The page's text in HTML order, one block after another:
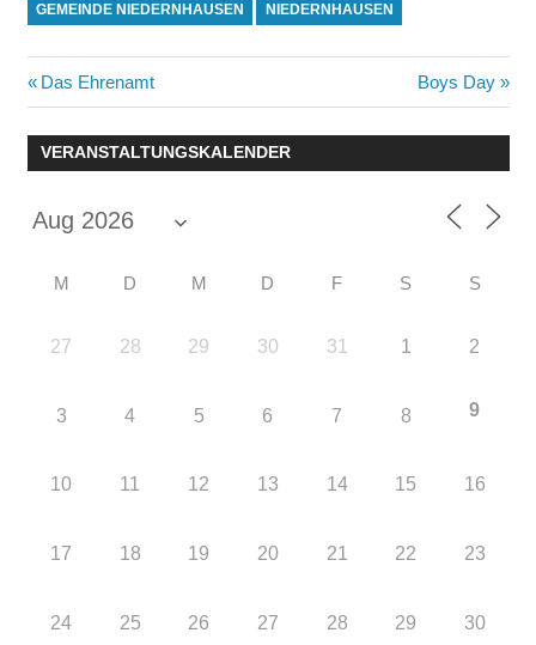
GEMEINDE NIEDERNHAUSEN NIEDERNHAUSEN
Beitragsnavigation
Vorheriger
Beitrag:
Das Ehrenamt
Nächster
Beitrag:
Boys Day
VERANSTALTUNGSKALENDER
M D M D F S S
27 28 29 30 31 1 2
3 4 5 6 7 8 9
10 11 12 13 14 15 16
17 18 19 20 21 22 23
24 25 26 27 28 29 30